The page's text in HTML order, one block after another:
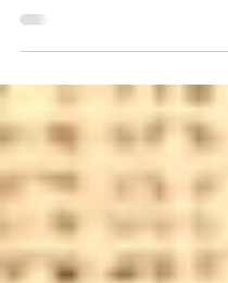
temeljne komponente: 1.